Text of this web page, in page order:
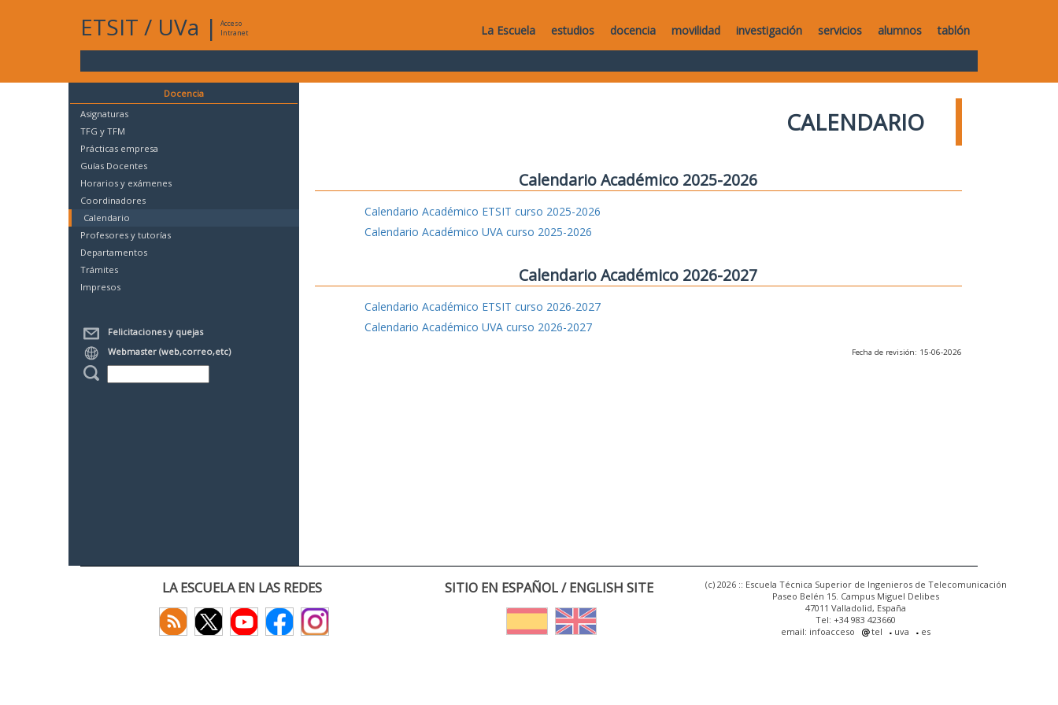
ETSIT / UVa |
Acceso
Intranet
La Escuela estudios docencia movilidad investigación servicios alumnos tablón
Docencia
Asignaturas
TFG y TFM
Prácticas empresa
Guías Docentes
Horarios y exámenes
Coordinadores
Calendario
Profesores y tutorías
Departamentos
Trámites
Impresos
Felicitaciones y quejas
Webmaster (web,correo,etc)
CALENDARIO
Calendario Académico 2025-2026
Calendario Académico ETSIT curso 2025-2026
Calendario Académico UVA curso 2025-2026
Calendario Académico 2026-2027
Calendario Académico ETSIT curso 2026-2027
Calendario Académico UVA curso 2026-2027
Fecha de revisión: 15-06-2026
LA ESCUELA EN LAS REDES SITIO EN ESPAÑOL / ENGLISH SITE
(c) 2026 :: Escuela Técnica Superior de Ingenieros de Telecomunicación
Paseo Belén 15. Campus Miguel Delibes
47011 Valladolid, España
Tel: +34 983 423660
email: infoacceso
tel uva es